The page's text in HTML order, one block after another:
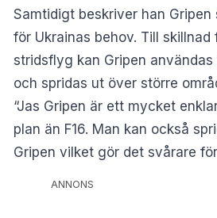
Samtidigt beskriver han
för Ukrainas behov. Till skillnad
stridsflyg kan Gripen
och spridas ut över större
“Jas Gripen är ett mycket
plan än F16. Man kan också
Gripen vilket gör det svårare
ANNONS